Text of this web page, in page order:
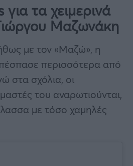
για τα χειμερινά
Μαζωνάκη
με τον «Μαζώ», η
περισσότερα από
στα σχόλια, οι
του αναρωτιούνται,
με τόσο χαμηλές